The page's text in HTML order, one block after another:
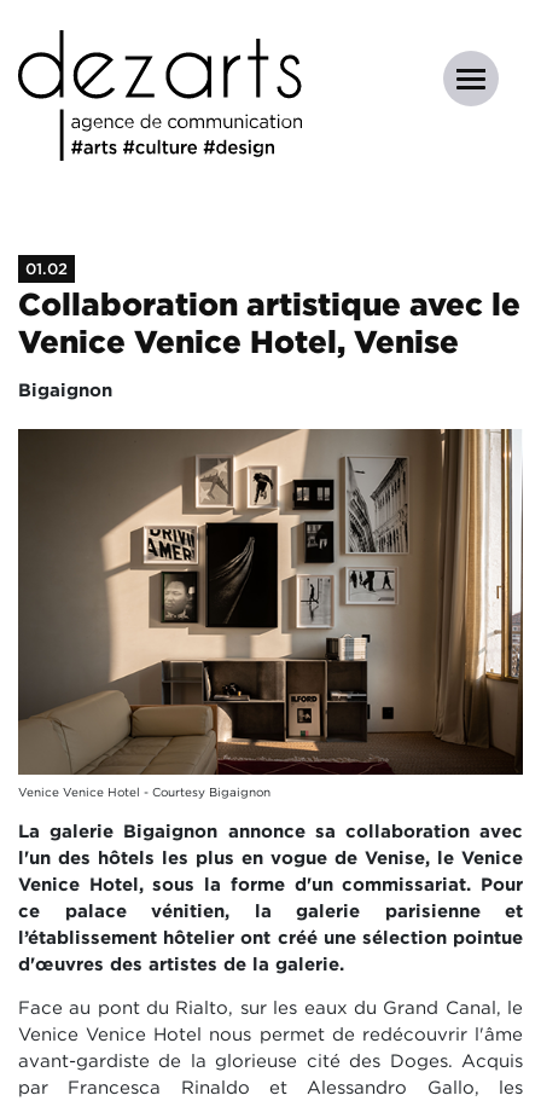
01.02
Collaboration artistique avec le
Venice Venice Hotel, Venise
Bigaignon
Venice Venice Hotel - Courtesy Bigaignon
La galerie Bigaignon annonce sa collaboration avec
l'un des hôtels les plus en vogue de Venise, le Venice
Venice Hotel, sous la forme d'un commissariat. Pour
ce palace vénitien, la galerie parisienne et
l’établissement hôtelier ont créé une sélection pointue
d'œuvres des artistes de la galerie.
Face au pont du Rialto, sur les eaux du Grand Canal, le
Venice Venice Hotel
nous permet de redécouvrir l'âme
avant-gardiste de la glorieuse cité des Doges. Acquis
par Francesca Rinaldo et Alessandro Gallo, les